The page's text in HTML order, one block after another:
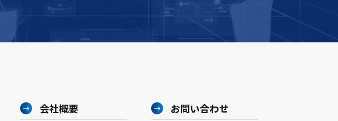
会社概要
お問い合わせ